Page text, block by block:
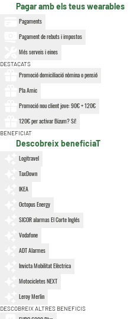
Pagar amb els teus wearables
Pagaments
Pagament de rebuts i impostos
Més serveis i eines
DESTACATS
Promoció domiciliació nòmina o pensió
Pla Amic
Promoció nou client jove: 90€ + 120€
120€ per activar Bizum? Sí!
BENEFICIAT
Descobreix beneficiaT
Logitravel
TaxDown
IKEA
Octopus Energy
SICOR alarmas El Corte Inglés
Vodafone
ADT Alarmes
Invicta Mobilitat Elèctrica
Motocicletes NEXT
Leroy Merlin
DESCOBREIX ALTRES BENEFICIS